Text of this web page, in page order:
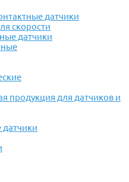
датчики
скорости
датчики
продукция для датчиков и
датчики